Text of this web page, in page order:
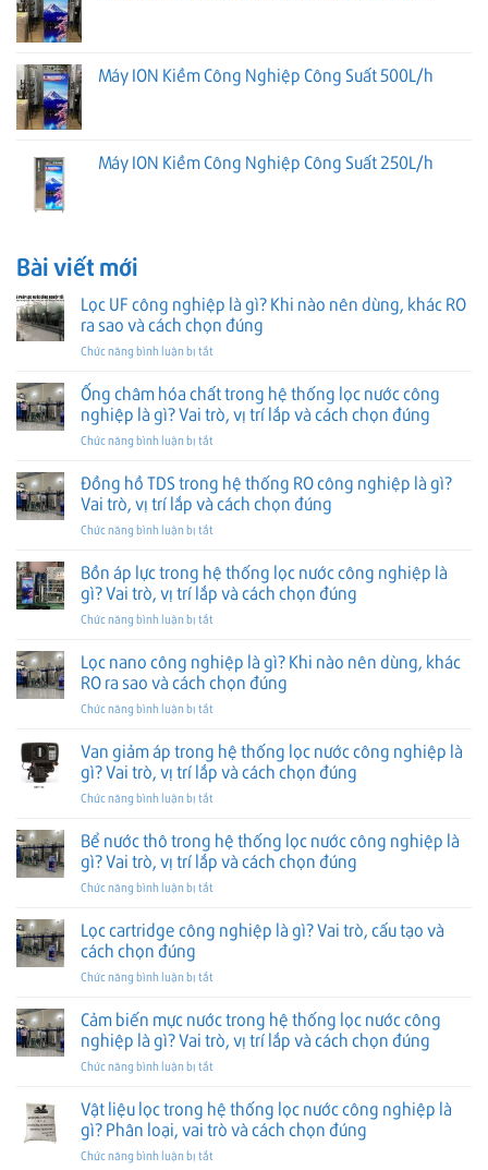
Máy ION Kiềm Công Nghiệp Công Suất 500L/h
Máy ION Kiềm Công Nghiệp Công Suất 250L/h
Bài viết mới
Lọc UF công nghiệp là gì? Khi nào nên dùng, khác RO
ra sao và cách chọn đúng
Chức năng bình luận bị tắtở
UF
công
nghiệp
là
Khi
nào
nên
dùng,
RO
ra
và
chọn
đúng
Ống châm hóa chất trong hệ thống lọc nước công
nghiệp là gì? Vai trò, vị trí lắp và cách chọn đúng
Chức năng bình luận bị tắtở
châm
hóa
chất
trong
thống
lọc
nước
công
là
gì?
trò,
trí
lắp
đúng
Đồng hồ TDS trong hệ thống RO công nghiệp là gì?
Vai trò, vị trí lắp và cách chọn đúng
Chức năng bình luận bị tắtở
hồ
TDS
trong
hệ
RO
công
nghiệp
là
Vai
trò,
trí
và
cách
Bồn áp lực trong hệ thống lọc nước công nghiệp là
gì? Vai trò, vị trí lắp và cách chọn đúng
Chức năng bình luận bị tắtở
áp
lực
trong
hệ
lọc
nước
công
nghiệp
gì?
Vai
vị
lắp
Lọc nano công nghiệp là gì? Khi nào nên dùng, khác
RO ra sao và cách chọn đúng
Chức năng bình luận bị tắtở
nano
công
nghiệp
là
Khi
nào
nên
dùng,
RO
và
chọn
đúng
Van giảm áp trong hệ thống lọc nước công nghiệp là
gì? Vai trò, vị trí lắp và cách chọn đúng
Chức năng bình luận bị tắtở
giảm
áp
trong
hệ
lọc
nước
nghiệp
gì?
Vai
trò,
vị
lắp
và
Bể nước thô trong hệ thống lọc nước công nghiệp là
gì? Vai trò, vị trí lắp và cách chọn đúng
Chức năng bình luận bị tắtở
thô
hệ
lọc
nước
công
nghiệp
gì?
Vai
vị
Lọc cartridge công nghiệp là gì? Vai trò, cấu tạo và
cách chọn đúng
Chức năng bình luận bị tắtở
cartridge
công
nghiệp
là
Vai
trò,
cấu
tạo
Cảm biến mực nước trong hệ thống lọc nước công
nghiệp là gì? Vai trò, vị trí lắp và cách chọn đúng
Chức năng bình luận bị tắtở
biến
mực
nước
trong
Vật liệu lọc trong hệ thống lọc nước công nghiệp là
gì? Phân loại, vai trò và cách chọn đúng
Chức năng bình luận bị tắtở